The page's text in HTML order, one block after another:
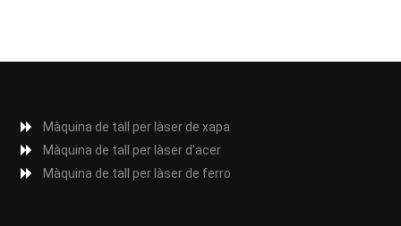
Màquina de tall per làser de xapa
Màquina de tall per làser d'acer
Màquina de tall per làser de ferro